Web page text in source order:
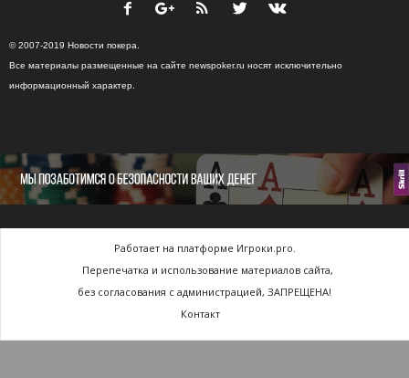
© 2007-2019 Новости покера.
Все материалы размещенные на сайте newspoker.ru носят исключительно
информационный характер.
Работает на платформе Игроки.pro.
Перепечатка и использование материалов сайта,
без согласования с администрацией, ЗАПРЕЩЕНА!
Контакт